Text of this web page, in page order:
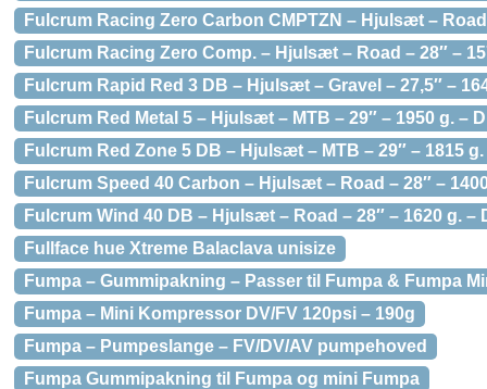
Fulcrum Racing Zero Carbon CMPTZN – Hjulsæt –
Fulcrum Racing Zero Comp. – Hjulsæt – Road – 28″ –
Fulcrum Rapid Red 3 DB – Hjulsæt – Gravel – 27,5″ –
Fulcrum Red Metal 5 – Hjulsæt – MTB – 29″ – 1950 g. –
Fulcrum Red Zone 5 DB – Hjulsæt – MTB – 29″ – 1815
Fulcrum Speed 40 Carbon – Hjulsæt – Road – 28″ –
Fulcrum Wind 40 DB – Hjulsæt – Road – 28″ – 1620 g.
Fullface hue Xtreme Balaclava unisize
Fumpa – Gummipakning – Passer til Fumpa & Fumpa
Fumpa – Mini Kompressor DV/FV 120psi – 190g
Fumpa – Pumpeslange – FV/DV/AV pumpehoved
Fumpa Gummipakning til Fumpa og mini Fumpa